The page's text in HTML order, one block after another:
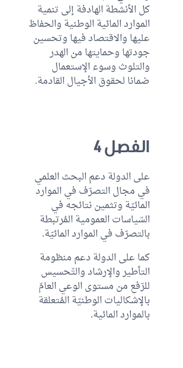
المياه
المُخصّصة
للأغراض
الفلاحية
القسم الثالث:
وإنتاج الطاقة
والاستعمالات
الأخرى
القسم
الرابع:
خدمات
التطهير
كل الأنشطة الهادفة إلى تنمية
الموارد المائية الوطنية والحفاظ
عليها والاقتصاد فيها وتحسين
جودتها وحمايتها من الهدر
والتلوث وسوء الإستعمال
ضمانا لحقوق الأجيال القادمة.
الفصل 4
على الدولة دعم البحث العلمي
في مجال التصرّف في الموارد
المائيّة وتثمين نتائجه في
السّياسات العمومية المُرتبطة
بالتصرّف في الموارد المائيّة.
كما على الدولة دعم منظومة
التأطير والإرشاد والتّحسيس
للرّفع من مستوى الوعي العامّ
بالإشكاليات الوطنيّة المُتعلقة
بالموارد المائية.